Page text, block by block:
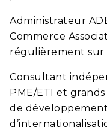
Administrateur
Commerce
régulièrement sur
Consultant
PME/ETI et
de